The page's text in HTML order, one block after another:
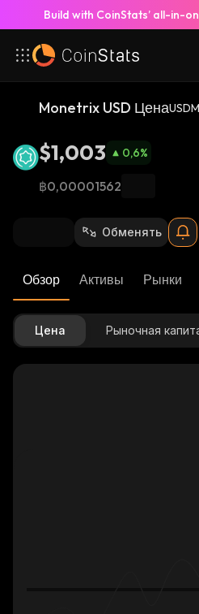
Build with CoinStats’ all-in-
Monetrix USD ЦенаUSDM
$1,003 0,6%
฿0,00001562
Обменять
Обзор Активы Рынки
Цена Рыночная